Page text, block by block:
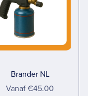
Brander NL
Vanaf €45.00